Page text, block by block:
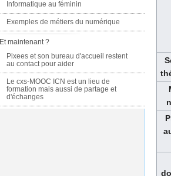
Informatique au féminin
Exemples de métiers du numérique
Et maintenant ?
Pixees et son bureau d'accueil restent
au contact pour aider
Le cxs-MOOC ICN est un lieu de
formation mais aussi de partage et
d'échanges